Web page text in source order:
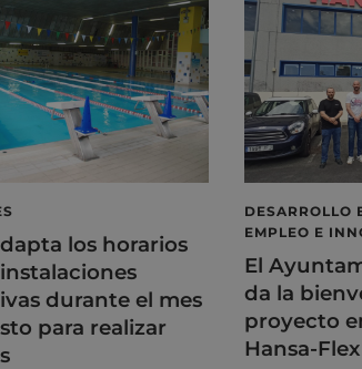
los horarios
durante el mes
para realizar
DESARROLLO
EMPLEO E
El
da la
proyecto
Hansa-